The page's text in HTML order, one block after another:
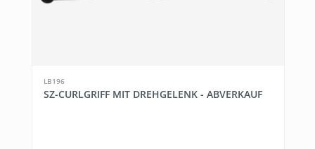
LB196
SZ-CURLGRIFF MIT DREHGELENK - ABVERKAUF